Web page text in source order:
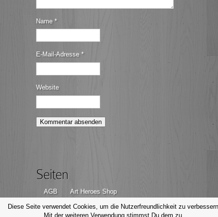
Name *
E-Mail-Adresse *
Website
Seiten
AGB
Art Heroes Shop
Datenschutzerklärung
Disclaimer
Diese Seite verwendet Cookies, um die Nutzerfreundlichkeit zu
Mit der weiteren Verwendung stimmst Du dem zu.